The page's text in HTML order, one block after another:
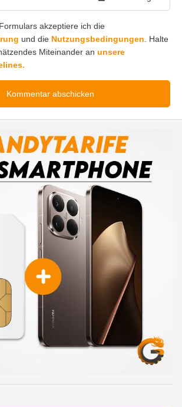
akzeptiere ich die
und die Nutzungsbedingungen . Halte
Miteinander an unsere